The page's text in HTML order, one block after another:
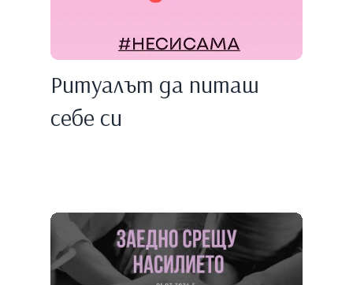
Ритуалът да питаш
себе си